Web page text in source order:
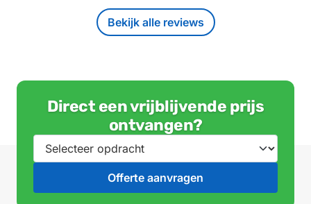
Bekijk alle reviews
Direct een vrijblijvende prijs
ontvangen?